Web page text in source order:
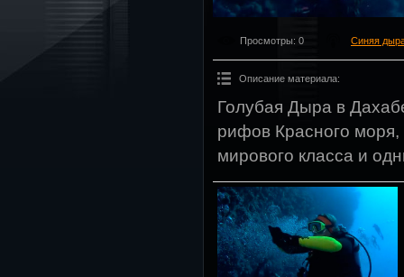
Просмотры: 0 Синяя
Описание материала:
Голубая Дыра в
рифов Красного моря,
мирового класса и